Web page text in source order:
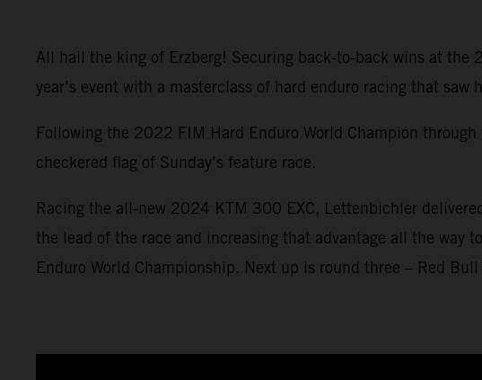
All hail the king of Erzberg! Securing back-to-back wins at the
year’s event with a masterclass of hard enduro racing that
Following the 2022 FIM Hard Enduro World Champion
checkered flag of Sunday’s feature race.
Racing the all-new 2024 KTM 300 EXC, Lettenbichler
the lead of the race and increasing that advantage all the way
Enduro World Championship. Next up is round three – Red